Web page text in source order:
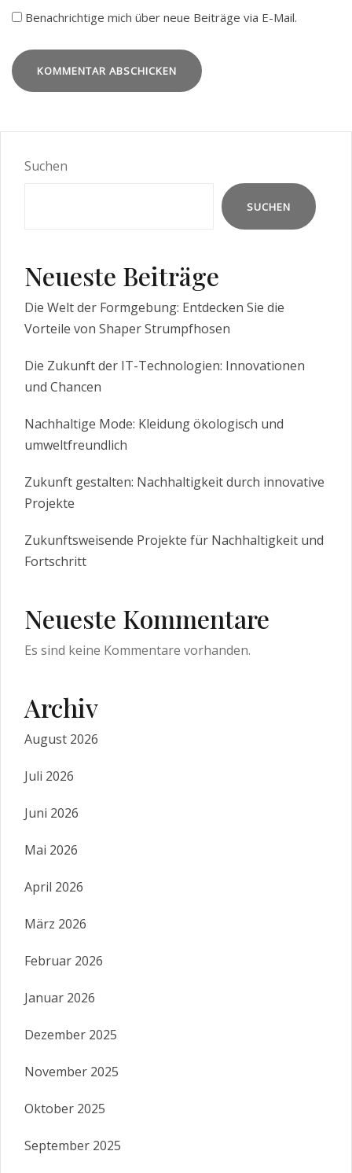
Benachrichtige mich über neue Beiträge via E-Mail.
Suchen
SUCHEN
Neueste Beiträge
Die Welt der Formgebung: Entdecken Sie die
Vorteile von Shaper Strumpfhosen
Die Zukunft der IT-Technologien: Innovationen
und Chancen
Nachhaltige Mode: Kleidung ökologisch und
umweltfreundlich
Zukunft gestalten: Nachhaltigkeit durch innovative
Projekte
Zukunftsweisende Projekte für Nachhaltigkeit und
Fortschritt
Neueste Kommentare
Es sind keine Kommentare vorhanden.
Archiv
August 2026
Juli 2026
Juni 2026
Mai 2026
April 2026
März 2026
Februar 2026
Januar 2026
Dezember 2025
November 2025
Oktober 2025
September 2025